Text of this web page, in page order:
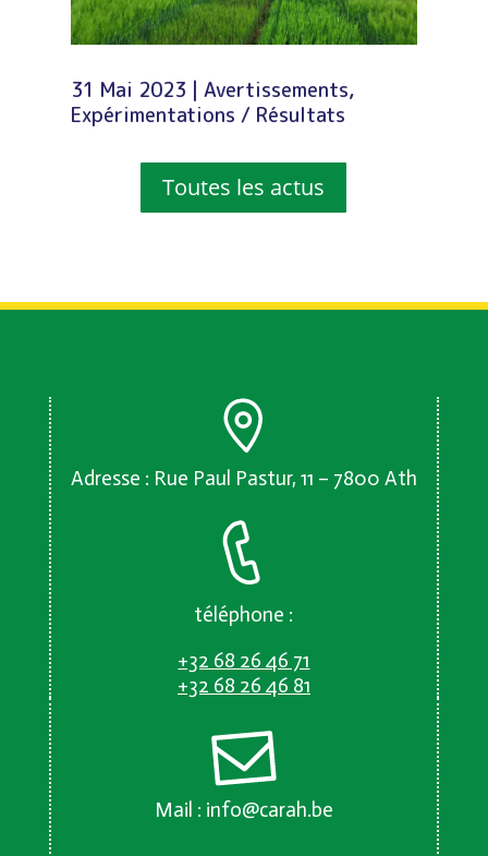
31 Mai 2023 Avertissements,
Expérimentations / Résultats
Toutes les actus
Adresse : Rue Paul Pastur, 11 – 7800 Ath
téléphone :
+32 68 26 46 71
+32 68 26 46 81
Mail : info@carah.be